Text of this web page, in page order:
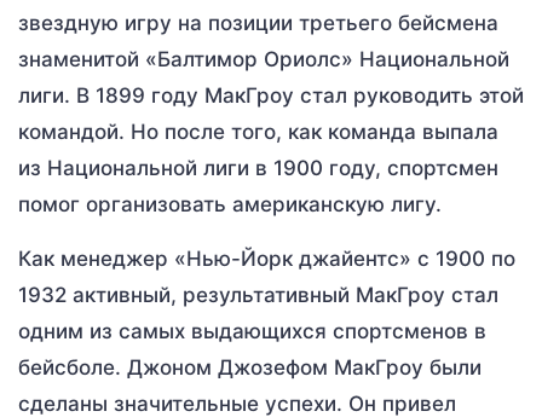
звездную игру на позиции третьего бейсмена
знаменитой «Балтимор Ориолс» Национальной
лиги. В 1899 году МакГроу стал руководить этой
командой. Но после того, как команда выпала
из Национальной лиги в 1900 году, спортсмен
помог организовать американскую лигу.
Как менеджер «Нью-Йорк джайентс» с 1900 по
1932 активный, результативный МакГроу стал
одним из самых выдающихся спортсменов в
бейсболе. Джоном Джозефом МакГроу были
сделаны значительные успехи. Он привел